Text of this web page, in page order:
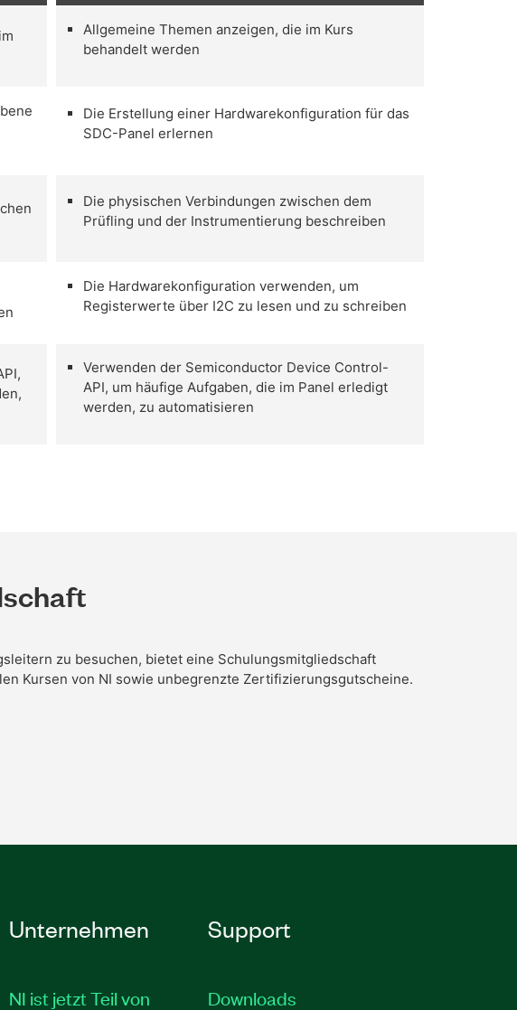
Allgemeine Themen anzeigen, die im Kurs
behandelt werden
Die Erstellung einer Hardwarekonfiguration für das
SDC-Panel erlernen
Die physischen Verbindungen zwischen dem
Prüfling und der Instrumentierung beschreiben
Die Hardwarekonfiguration verwenden, um
Registerwerte über I2C zu lesen und zu schreiben
Verwenden der Semiconductor Device Control-
API, um häufige Aufgaben, die im Panel erledigt
werden, zu automatisieren
zu besuchen, bietet eine Schulungsmitgliedschaft
Kursen von NI sowie unbegrenzte Zertifizierungsgutscheine.
Unternehmen
NI ist jetzt Teil von
Support
Downloads